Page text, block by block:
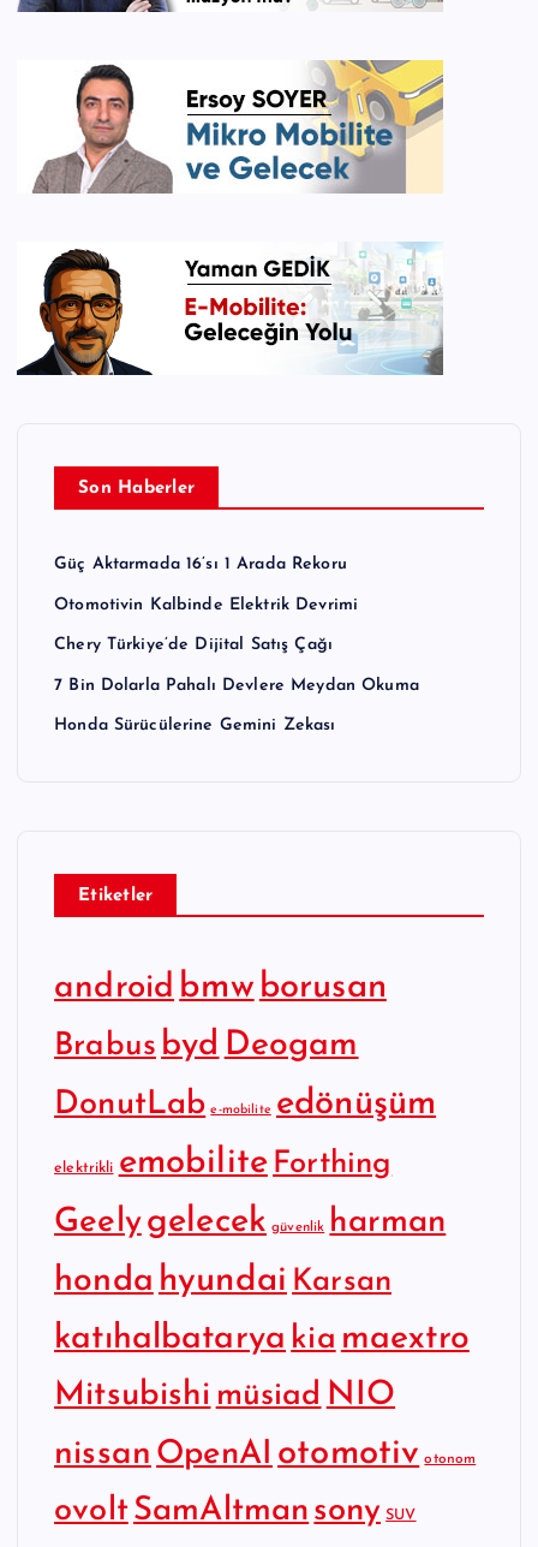
Son Haberler
Güç Aktarmada 16’sı 1 Arada Rekoru
Otomotivin Kalbinde Elektrik Devrimi
Chery Türkiye’de Dijital Satış Çağı
7 Bin Dolarla Pahalı Devlere Meydan Okuma
Honda Sürücülerine Gemini Zekası
Etiketler
android bmw borusan
Brabus byd Deogam
DonutLab e-mobilite edönüşüm
elektrikli emobilite Forthing
Geelygelecek güvenlik harman
honda hyundai Karsan
katıhalbatarya kia maextro
Mitsubishi müsiad NIO
nissan OpenAI otomotiv otonom
ovoltSamAltman sony SUV